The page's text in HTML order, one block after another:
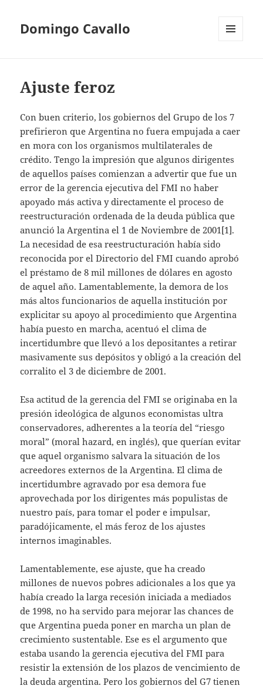
Domingo Cavallo
Ajuste feroz
Con buen criterio, los gobiernos del Grupo de los 7
prefirieron que Argentina no fuera empujada a caer
en mora con los organismos multilaterales de
crédito. Tengo la impresión que algunos dirigentes
de aquellos países comienzan a advertir que fue un
error de la gerencia ejecutiva del FMI no haber
apoyado más activa y directamente el proceso de
reestructuración ordenada de la deuda pública que
anunció la Argentina el 1 de Noviembre de 2001[1].
La necesidad de esa reestructuración había sido
reconocida por el Directorio del FMI cuando aprobó
el préstamo de 8 mil millones de dólares en agosto
de aquel año. Lamentablemente, la demora de los
más altos funcionarios de aquella institución por
explicitar su apoyo al procedimiento que Argentina
había puesto en marcha, acentuó el clima de
incertidumbre que llevó a los depositantes a retirar
masivamente sus depósitos y obligó a la creación del
corralito el 3 de diciembre de 2001.
Esa actitud de la gerencia del FMI se originaba en la
presión ideológica de algunos economistas ultra
conservadores, adherentes a la teoría del “riesgo
moral” (moral hazard, en inglés), que querían evitar
que aquel organismo salvara la situación de los
acreedores externos de la Argentina. El clima de
incertidumbre agravado por esa demora fue
aprovechada por los dirigentes más populistas de
nuestro país, para tomar el poder e impulsar,
paradójicamente, el más feroz de los ajustes
internos imaginables.
Lamentablemente, ese ajuste, que ha creado
millones de nuevos pobres adicionales a los que ya
había creado la larga recesión iniciada a mediados
de 1998, no ha servido para mejorar las chances de
que Argentina pueda poner en marcha un plan de
crecimiento sustentable. Ese es el argumento que
estaba usando la gerencia ejecutiva del FMI para
resistir la extensión de los plazos de vencimiento de
la deuda argentina. Pero los gobiernos del G7 tienen